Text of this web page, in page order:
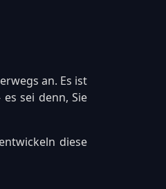
an. Es ist
sei denn, Sie
diese